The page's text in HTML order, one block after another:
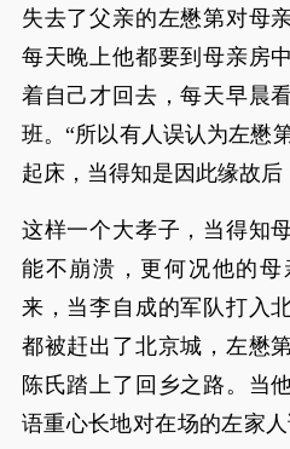
失去了父亲的左懋第对母
每天晚上他都要到母亲房
着自己才回去，每天早晨
班。“所以有人误认为左懋
起床，当得知是因此缘故
这样一个大孝子，当得知
能不崩溃，更何况他的
来，当李自成的军队打入
都被赶出了北京城，左懋
陈氏踏上了回乡之路。当
语重心长地对在场的左家